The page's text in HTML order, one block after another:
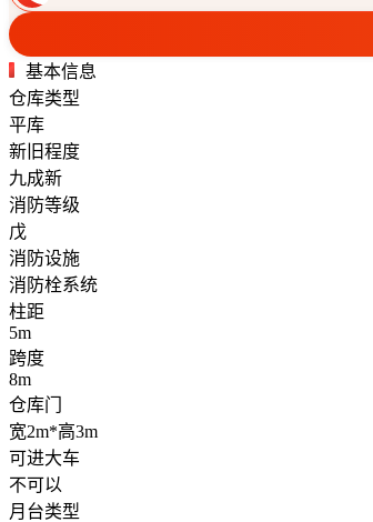
基本信息
仓库类型
平库
新旧程度
九成新
消防等级
戊
消防设施
消防栓系统
柱距
5m
跨度
8m
仓库门
宽2m*高3m
可进大车
不可以
月台类型